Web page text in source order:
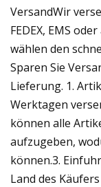
VersandWir
FEDEX, EMS
wählen den
Sparen Sie
Lieferung. 1.
Werktagen
können alle
aufzugeben,
können.3.
Land des